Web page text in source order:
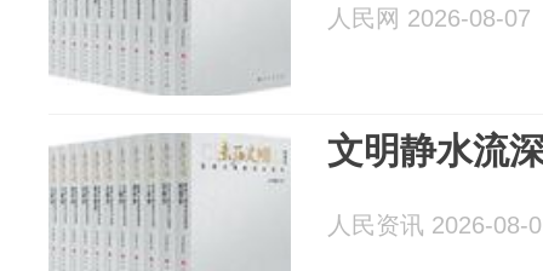
人民网 2026-08-07
文明静水流
人民资讯 2026-08-